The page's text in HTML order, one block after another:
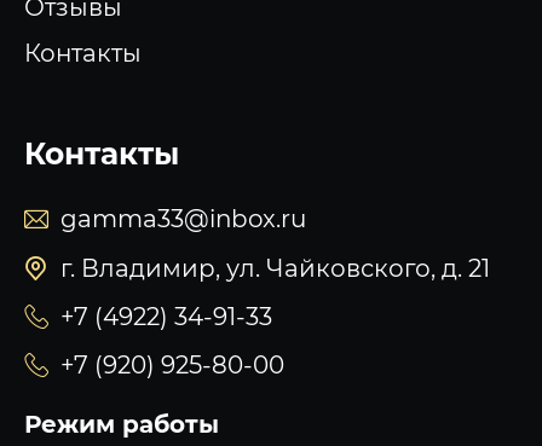
Отзывы
Контакты
Контакты
gamma33@inbox.ru
г. Владимир, ул. Чайковского, д. 21
+7 (4922) 34-91-33
+7 (920) 925-80-00
Режим работы